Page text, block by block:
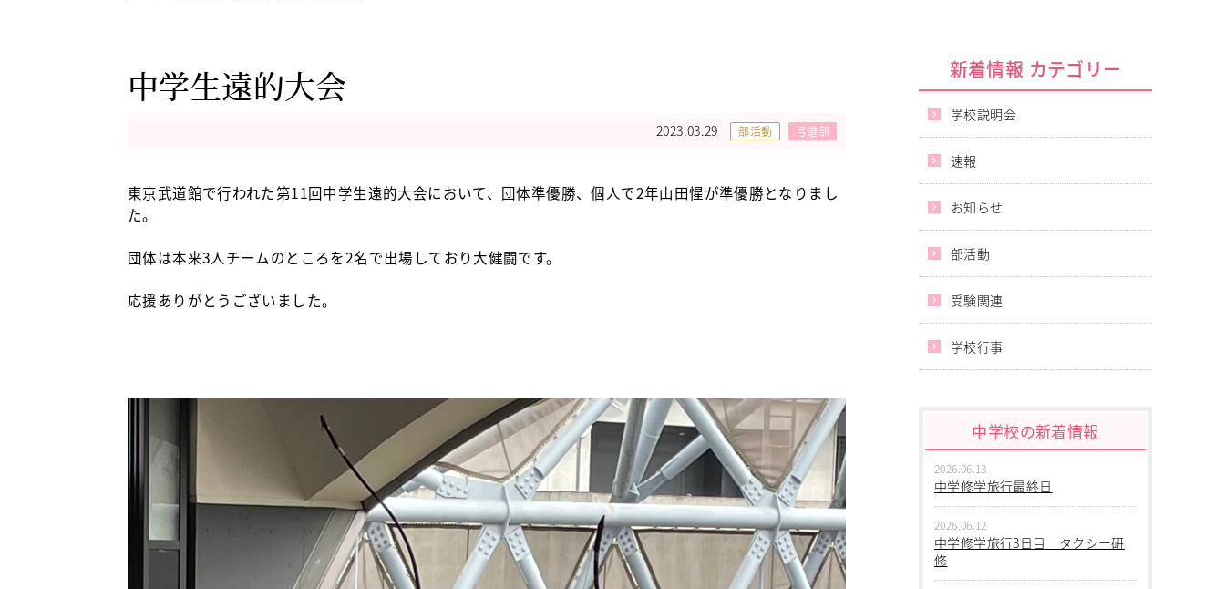
中学生遠的大会
2023.03.29 部活動 弓道部
東京武道館で行われた第11回中学生遠的大会において、団体準優勝、個人で2年山田惺が準優勝となりまし
た。
団体は本来3人チームのところを2名で出場しており大健闘です。
応援ありがとうございました。
新着情報 カテゴリー
学校説明会
速報
お知らせ
部活動
受験関連
学校行事
中学校の新着情報
2026.06.13
中学修学旅行最終日
2026.06.12
中学修学旅行3日目 タクシー研
修